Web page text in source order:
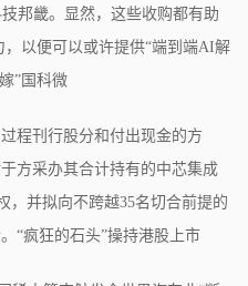
邦畿。显然，这些收购都有助
以便可以或许提供“端到端AI解
”国科微
程刊行股分和付出现金的方
方采办其合计持有的中芯集成
，并拟向不跨越35名切合前提的
“疯狂的石头”操持港股上市